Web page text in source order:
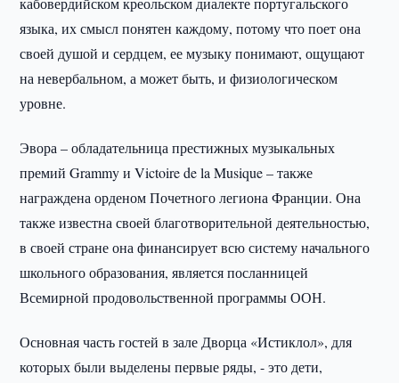
языка, их смысл понятен каждому, потому что поет она
своей душой и сердцем, ее музыку понимают, ощущают
на невербальном, а может быть, и физиологическом
уровне.
Эвора – обладательница престижных музыкальных
премий Grammy и Victoire de la Musique – также
награждена орденом Почетного легиона Франции. Она
также известна своей благотворительной деятельностью,
в своей стране она финансирует всю систему начального
школьного образования, является посланницей
Всемирной продовольственной программы ООН.
Основная часть гостей в зале Дворца «Истиклол», для
которых были выделены первые ряды, - это дети,